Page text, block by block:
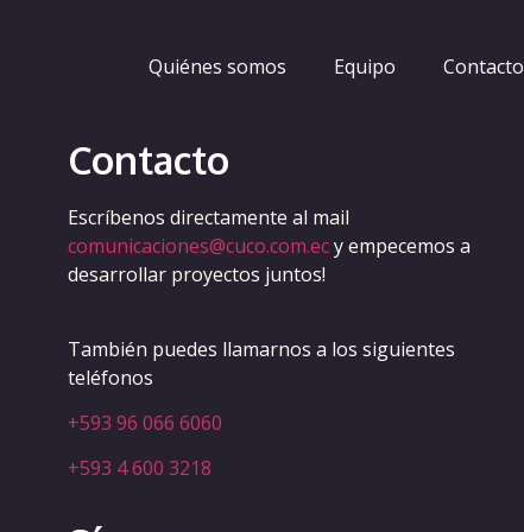
Quiénes somos Equipo Contacto
Contacto
Escríbenos directamente al mail
comunicaciones@cuco.com.ecy empecemos a
desarrollar proyectos juntos!
También puedes llamarnos a los siguientes
teléfonos
+593 96 066 6060
+593 4 600 3218